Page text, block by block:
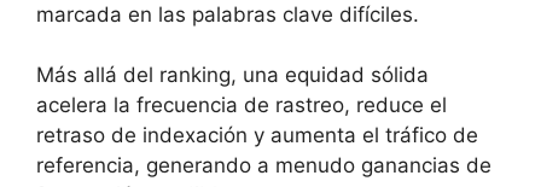
marcada en las palabras clave difíciles.
Más allá del ranking, una equidad sólida
acelera la frecuencia de rastreo, reduce el
retraso de indexación y aumenta el tráfico de
referencia, generando a menudo ganancias de